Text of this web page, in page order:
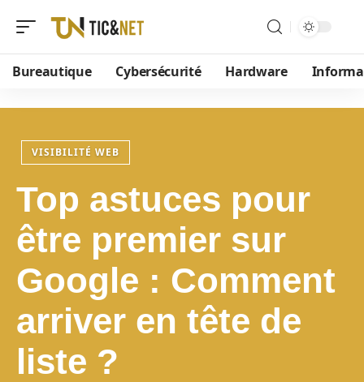
Bureautique Cybersécurité Hardware
VISIBILITÉ WEB
Top astuces pour
être premier sur
Google : Comment
arriver en tête de
liste ?